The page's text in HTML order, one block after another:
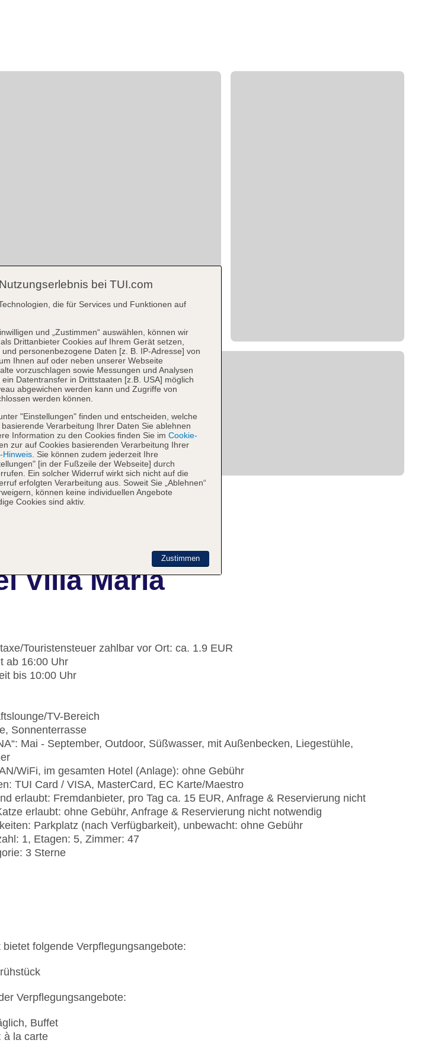
Villa Maria
Touristensteuer zahlbar vor Ort: ca. 1.9 EUR
ab 16:00 Uhr
bis 10:00 Uhr
TV-Bereich
Sonnenterrasse
Mai - September, Outdoor, Süßwasser, mit Außenbecken, Liegestühle,
WiFi, im gesamten Hotel (Anlage): ohne Gebühr
TUI Card / VISA, MasterCard, EC Karte/Maestro
erlaubt: Fremdanbieter, pro Tag ca. 15 EUR, Anfrage & Reservierung nicht
erlaubt: ohne Gebühr, Anfrage & Reservierung nicht notwendig
Parkplatz (nach Verfügbarkeit), unbewacht: ohne Gebühr
1, Etagen: 5, Zimmer: 47
3 Sterne
bietet folgende Verpflegungsangebote:
Verpflegungsangebote:
Buffet
à la carte
bei TUI.com
die für Services und Funktionen auf
und „Zustimmen“ auswählen, können wir
Drittanbieter Cookies auf Ihrem Gerät setzen,
personenbezogene Daten [z. B. IP-Adresse] von
Ihnen auf oder neben unserer Webseite
vorzuschlagen sowie Messungen und Analysen
Datentransfer in Drittstaaten [z.B. USA] möglich
abgewichen werden kann und Zugriffe von
werden können.
"Einstellungen" finden und entscheiden, welche
Verarbeitung Ihrer Daten Sie ablehnen
Information zu den Cookies finden Sie im Cookie-
zur auf Cookies basierenden Verarbeitung Ihrer
Hinweis . Sie können zudem jederzeit Ihre
[in der Fußzeile der Webseite] durch
Ein solcher Widerruf wirkt sich nicht auf die
erfolgten Verarbeitung aus. Soweit Sie „Ablehnen“
können keine individuellen Angebote
Cookies sind aktiv.
Zustimmen